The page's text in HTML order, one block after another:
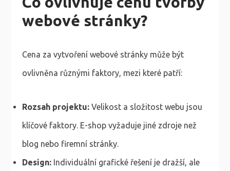
webové stránky?
Cena za vytvoření webové stránky může být
ovlivněna různými faktory, mezi které patří:
Rozsah projektu:Velikost a složitost webu jsou
klíčové faktory. E-shop vyžaduje jiné zdroje než
blog nebo firemní stránky.
Design:Individuální grafické řešení je dražší, ale